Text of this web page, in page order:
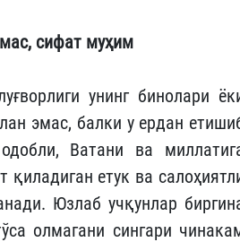
, сифат муҳим
унинг бинолари
эмас, балки у ердан
Ватани ва
қиладиган етук ва
Юзлаб учқунлар
олмагани сингари